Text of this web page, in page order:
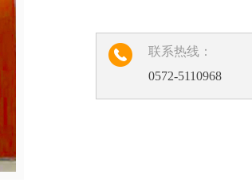
联系热线：
0572-5110968